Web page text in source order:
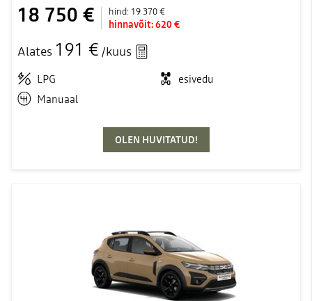
18 750 € hind: 19 370 €
hinnavõit:620 €
Alates 191 € /kuus
LPG
esivedu
Manuaal
OLEN HUVITATUD!